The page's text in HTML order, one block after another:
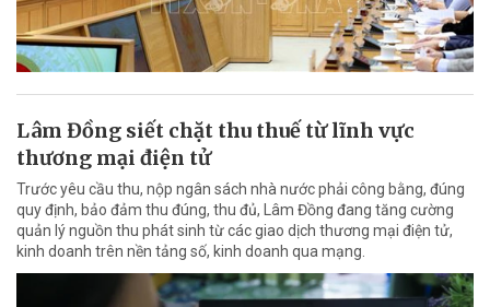
Lâm Đồng siết chặt thu thuế từ lĩnh vực
thương mại điện tử
Trước yêu cầu thu, nộp ngân sách nhà nước phải công bằng, đúng
quy định, bảo đảm thu đúng, thu đủ, Lâm Đồng đang tăng cường
quản lý nguồn thu phát sinh từ các giao dịch thương mại điện tử,
kinh doanh trên nền tảng số, kinh doanh qua mạng.